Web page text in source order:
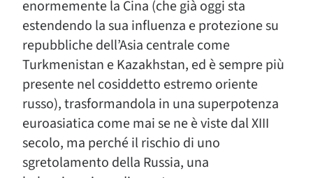
enormemente la Cina (che già oggi sta
estendendo la sua influenza e protezione su
repubbliche dell’Asia centrale come
Turkmenistan e Kazakhstan, ed è sempre più
presente nel cosiddetto estremo oriente
russo), trasformandola in una superpotenza
euroasiatica come mai se ne è viste dal XIII
secolo, ma perché il rischio di uno
sgretolamento della Russia, una